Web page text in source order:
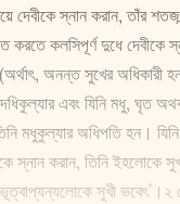
দেবীকে স্নান করান, তাঁর
করতে কলসিপূর্ণ দুধে দেবীকে
অনন্ত সুখের অধিকারী
এবং যিনি মধু, ঘৃত
মধুকুল্যার অধিপতি হন।
স্নান করান, তিনি ইহলোকে
সুখী ভবেৎ’।২